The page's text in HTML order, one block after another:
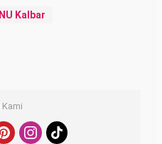
Kalbar
Kami